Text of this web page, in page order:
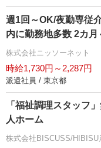
週1回～OK/夜勤専従
内に勤務地多数 2カ月
株式会社ニッソーネット
時給1,730円～2,287円
派遣社員 / 東京都
「福祉調理スタッフ
人ホーム
株式会社BISCUSS/HIBISU